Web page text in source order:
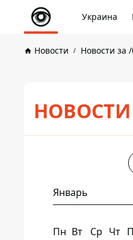
Украина
Новости Новости за
НОВОСТИ
Январь
Пн Вт Ср Чт